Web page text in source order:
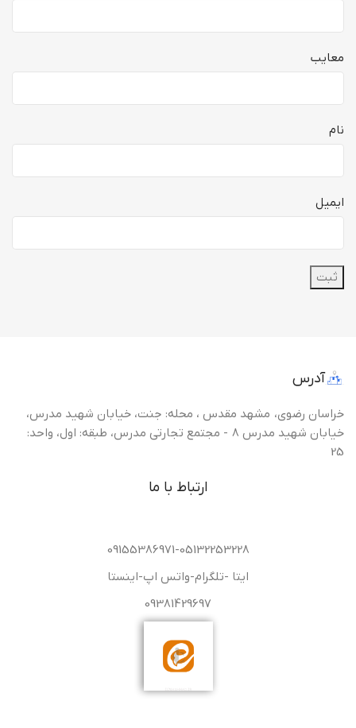
معایب
نام
ایمیل
آدرس
خراسان رضوی، مشهد مقدس ، محله: جنت، خیابان شهید مدرس،
خیابان شهید مدرس 8 - مجتمع تجارتی مدرس، طبقه: اول، واحد:
25
ارتباط با ما
09155386971-05132253228
ایتا -تلگرام-واتس اپ-اینستا
09381429697